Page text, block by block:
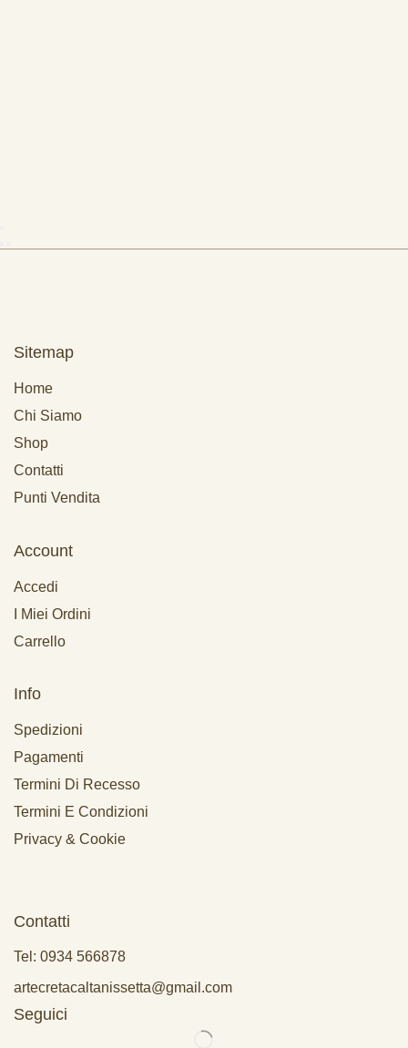
Sitemap
Home
Chi Siamo
Shop
Contatti
Punti Vendita
Account
Accedi
I Miei Ordini
Carrello
Info
Spedizioni
Pagamenti
Termini Di Recesso
Termini E Condizioni
Privacy & Cookie
Contatti
Tel: 0934 566878
artecretacaltanissetta@gmail.com
Seguici